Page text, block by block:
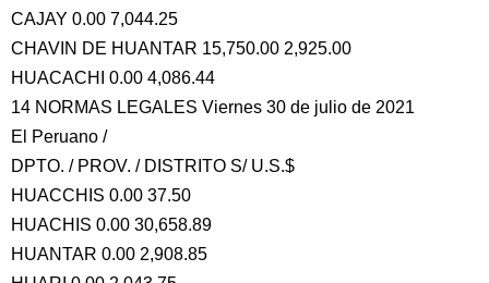
CAJAY 0.00 7,044.25
CHAVIN DE HUANTAR 15,750.00 2,925.00
HUACACHI 0.00 4,086.44
14 NORMAS LEGALES Viernes 30 de julio de 2021
El Peruano /
DPTO. / PROV. / DISTRITO S/ U.S.$
HUACCHIS 0.00 37.50
HUACHIS 0.00 30,658.89
HUANTAR 0.00 2,908.85